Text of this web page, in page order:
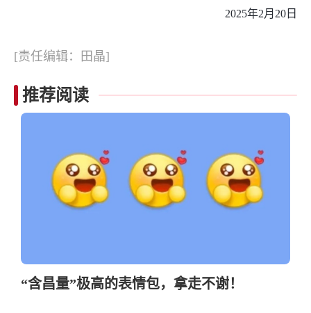
2025年2月20日
[责任编辑：田晶]
推荐阅读
“含昌量”极高的表情包，拿走不谢！